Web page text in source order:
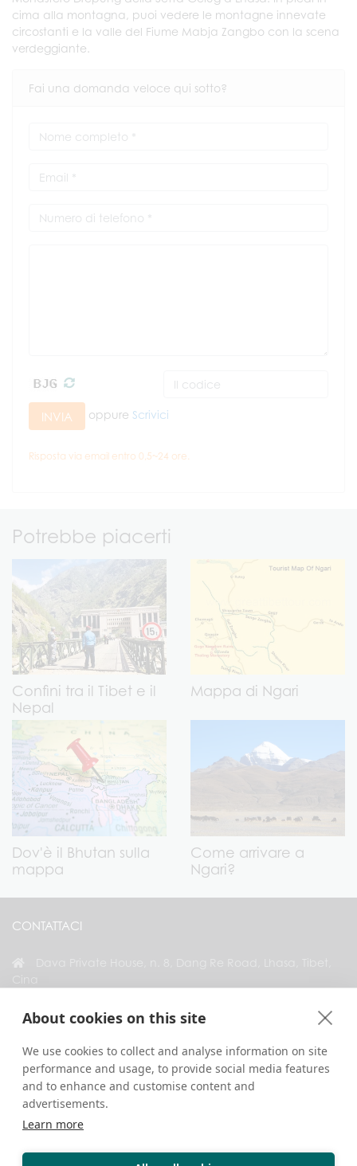
About cookies on this site
We use cookies to collect and analyse information on site
performance and usage, to provide social media features
and to enhance and customise content and
advertisements.
Learn more
cima alla montagna, puoi vedere le montagne innevate
circostanti e la valle del Fiume Mabja Zangbo con la scena
verdeggiante.
Fai una domanda veloce qui sotto?
INVIA oppure Scrivici
Risposta via email entro 0,5~24 ore.
Potrebbe piacerti
Confini tra il Tibet e il
Nepal
Mappa di Ngari
Dov'è il Bhutan sulla
mappa
Come arrivare a
Ngari?
CONTATTACI
COLLEGATI CON NOI